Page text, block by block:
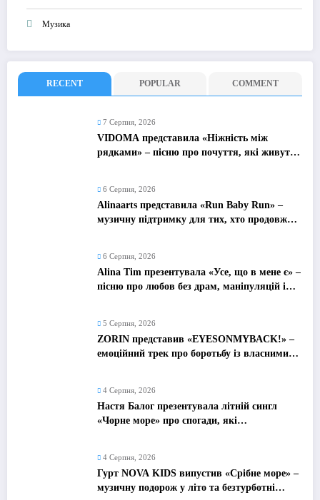
Музика
RECENT POPULAR COMMENT
7 Серпня, 2026
VIDOMA представила «Ніжність між
рядками» – пісню про почуття, які живуть
6 Серпня, 2026
Alinaarts представила «Run Baby Run» –
музичну підтримку для тих, хто продовжує
6 Серпня, 2026
Alina Tim презентувала «Усе, що в мене є» –
пісню про любов без драм, маніпуляцій і
5 Серпня, 2026
ZORIN представив «EYESONMYBACK!» –
емоційний трек про боротьбу із власними
4 Серпня, 2026
Настя Балог презентувала літній сингл
«Чорне море» про спогади, які
4 Серпня, 2026
Гурт NOVA KIDS випустив «Срібне море» –
музичну подорож у літо та безтурботні